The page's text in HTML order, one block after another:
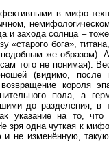
в мифо-
и захода солнца –
«старого бога»,
подобным же образом).
того не понимая).
(видимо, после
короля
пола, а
до разделения, в
указание на то, что
зря одна чуткая к
и не изменённую,